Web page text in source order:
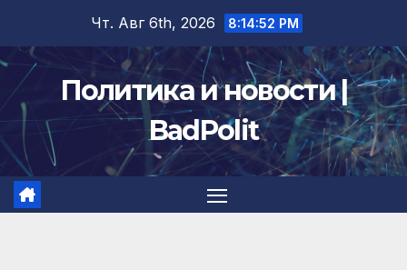
содержимому
Чт. Авг 6th, 2026 8:14:52 PM
Политика и новости |
BadPolit